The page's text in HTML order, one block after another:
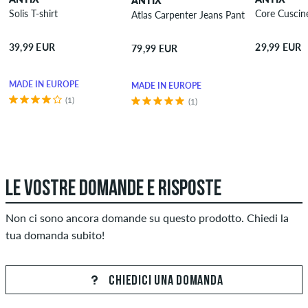
Solis T-shirt
39,99 EUR
MADE IN EUROPE
(1)
Atlas Carpenter Jeans Pantaloncini
79,99 EUR
MADE IN EUROPE
(1)
Core
29,99 EUR
LE VOSTRE DOMANDE E RISPOSTE
Non ci sono ancora domande su questo prodotto. Chiedi la
tua domanda subito!
CHIEDICI UNA DOMANDA